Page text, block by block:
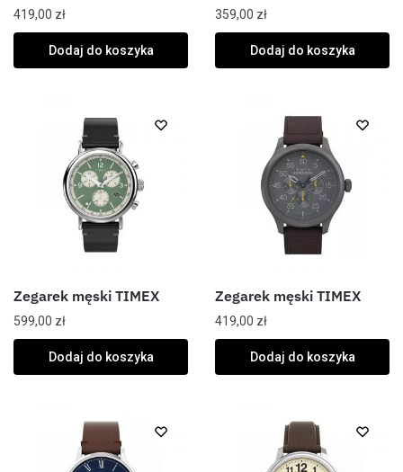
419,00 zł
Dodaj do koszyka
359,00 zł
Dodaj do koszyka
Zegarek męski TIMEX
599,00 zł
Dodaj do koszyka
Zegarek męski TIMEX
419,00 zł
Dodaj do koszyka